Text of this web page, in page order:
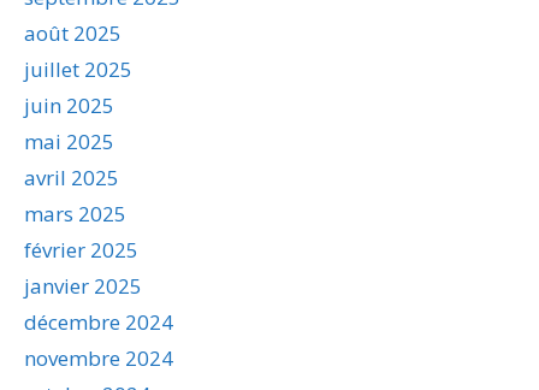
août 2025
juillet 2025
juin 2025
mai 2025
avril 2025
mars 2025
février 2025
janvier 2025
décembre 2024
novembre 2024